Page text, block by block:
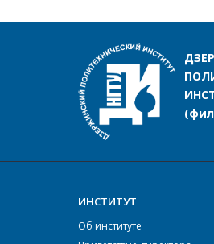
ИНСТИТУТ
Об институте